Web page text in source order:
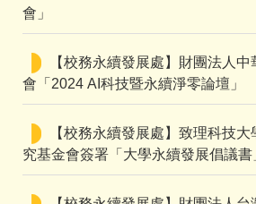
會」
【校務永續發展處】財團法人
會「2024 AI科技暨永續淨零論壇」
【校務永續發展處】致理科技
究基金會簽署「大學永續發展倡議書